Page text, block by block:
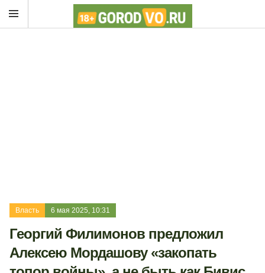
Власть 6 мая 2025, 10:31
Георгий Филимонов предложил
Алексею Мордашову «закопать